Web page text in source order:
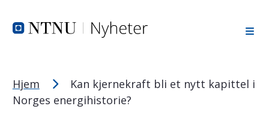
PC: Press ned CTRL og klikk på + (pluss) for å forstørre
Hjem
Kan kjernekraft bli et nytt kapittel i
Norges energihistorie?